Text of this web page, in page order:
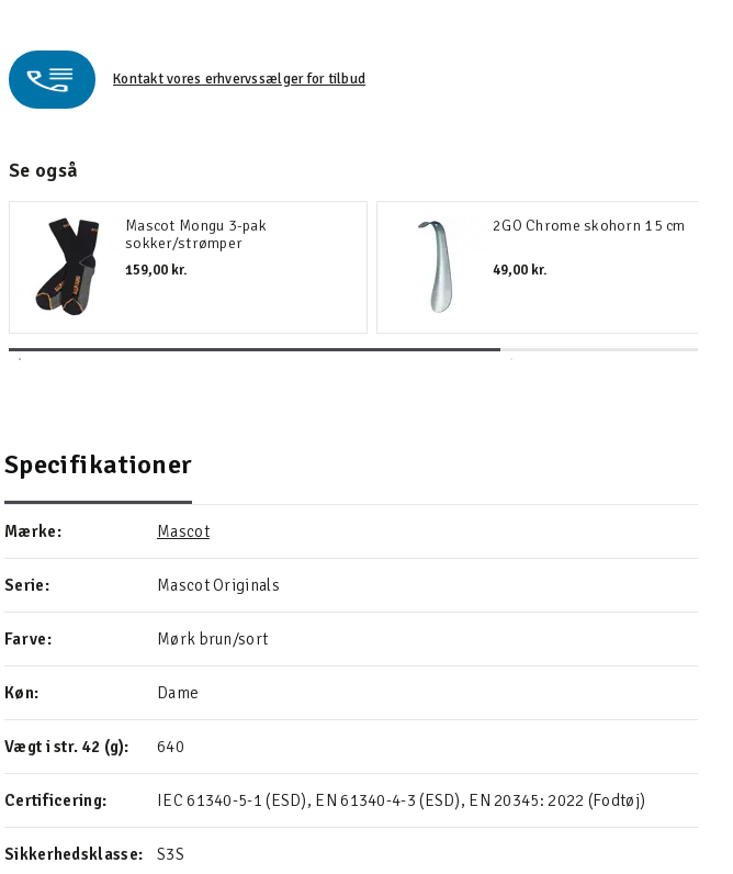
Kontakt vores erhvervssælger for tilbud
Se også
Mascot Mongu 3-pak
sokker/strømper
159,00 kr.
2GO Chrome skohorn 15 cm
49,00 kr.
Specifikationer
Mærke: Mascot
Serie: Mascot Originals
Farve: Mørk brun/sort
Køn: Dame
Vægt i str. 42 (g): 640
Certificering: IEC 61340-5-1 (ESD), EN 61340-4-3 (ESD), EN 20345: 2022 (Fodtøj)
Sikkerhedsklasse: S3S